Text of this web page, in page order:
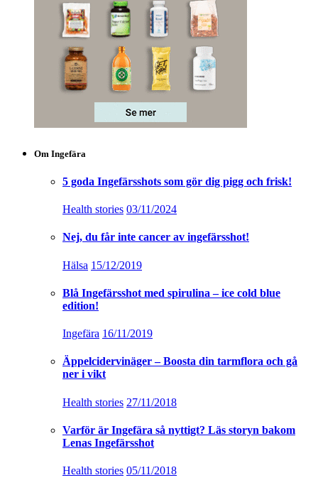
Om Ingefära
5 goda Ingefärsshots som gör dig pigg och frisk!
Health stories 03/11/2024
Nej, du får inte cancer av ingefärsshot!
Hälsa 15/12/2019
Blå Ingefärsshot med spirulina – ice cold blue
edition!
Ingefära 16/11/2019
Äppelcidervinäger – Boosta din tarmflora och gå
ner i vikt
Health stories 27/11/2018
Varför är Ingefära så nyttigt? Läs storyn bakom
Lenas Ingefärsshot
Health stories 05/11/2018